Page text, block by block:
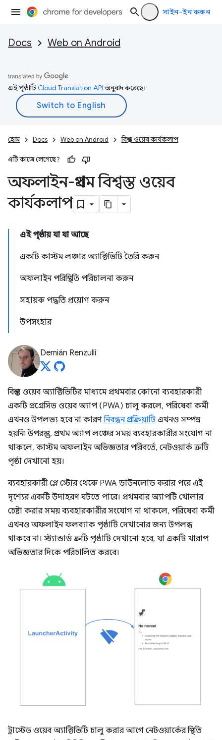
সাইন-ইন করুন
Docs Web on Android
এই পৃষ্ঠাটিCloud Translation APIঅনুবাদ করেছে।
হোম Docs Web on Android বিশ্বস্ত ওয়েব কার্যকলাপ
এটি কাজে লেগেছে?
অফলাইন-প্রথম বিশ্বস্ত ওয়েব
কার্যকলাপ
এই পৃষ্ঠায় যা যা আছে
একটি কাস্টম লঞ্চার অ্যাক্টিভিটি তৈরি করুন
অফলাইন পরিস্থিতি পরিচালনা করুন
সহায়ক পদ্ধতি প্রয়োগ করুন
উপসংহার
Demián Renzulli
বিশ্বস্ত ওয়েব অ্যাক্টিভিটির মাধ্যমে প্রথমবার কোনো ব্যবহারকারী
একটি প্রগ্রেসিভ ওয়েব অ্যাপ (PWA) চালু করলে, পরিষেবা কর্মী
এখনও উপলভ্য হবে না কারণনিবন্ধন প্রক্রিয়াটিএখনও সম্পন্ন
হয়নি৷ উপরন্তু, প্রথম অ্যাপ লঞ্চের সময় ব্যবহারকারীর সংযোগ না
থাকলে, কাস্টম অফলাইন অভিজ্ঞতার পরিবর্তে, নেটওয়ার্ক ত্রুটি
পৃষ্ঠা দেখানো হয়।
ব্যবহারকারী প্লে স্টোর থেকে PWA ডাউনলোড করার পরে এই
দৃশ্যের একটি উদাহরণ ঘটতে পারে। প্রথমবার অ্যাপটি খোলার
চেষ্টা করার সময় ব্যবহারকারীর সংযোগ না থাকলে, পরিষেবা কর্মী
এখনও অফলাইন ফলব্যাক পৃষ্ঠাটি দেখানোর জন্য উপলব্ধ
থাকবে না। স্ট্যান্ডার্ড ত্রুটি পৃষ্ঠাটি দেখানো হবে, যা একটি খারাপ
অভিজ্ঞতার দিকে পরিচালিত করবে।
ট্রাস্টেড ওয়েব অ্যাক্টিভিটি চালু করার আগে নেটওয়ার্কের স্থিতি